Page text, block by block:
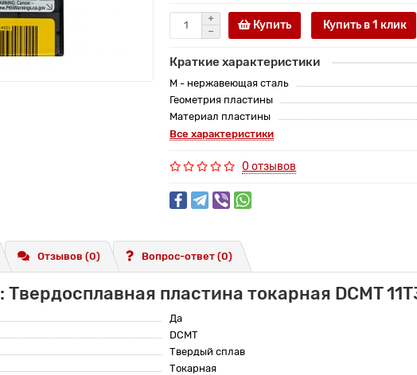
Купить Купить в 1 клик
Краткие характеристики
M - нержавеющая сталь
Геометрия пластины
Материал пластины
Все характеристики
0 отзывов
Отзывов (0) Вопрос-ответ (0)
пластина токарная DCMT
Да
DCMT
Твердый сплав
Токарная